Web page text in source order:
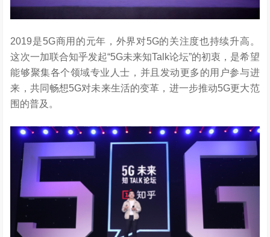
2019是5G商用的元年，外界对5G的关注度也持续升高。
这次一加联合知乎发起“5G未来知Talk论坛”的初衷，是希望
能够聚集各个领域专业人士，并且发动更多的用户参与进
来，共同畅想5G对未来生活的变革，进一步推动5G更大范
围的普及。